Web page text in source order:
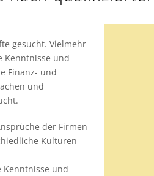
gesucht. Vielmehr
Kenntnisse und
Finanz- und
und
der Firmen
Kulturen
Kenntnisse und